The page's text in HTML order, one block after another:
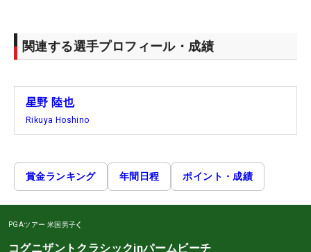
関連する選手プロフィール・成績
星野 陸也
Rikuya Hoshino
賞金ランキング 年間日程 ポイント・成績
PGAツアー 米国男子
コグニザントクラシックinパームビーチ